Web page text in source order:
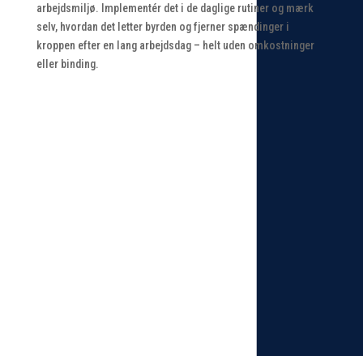
arbejdsmiljø. Implementér det i de daglige rutiner og mærk
selv, hvordan det letter byrden og fjerner spændinger i
kroppen efter en lang arbejdsdag – helt uden omkostninger
eller binding.